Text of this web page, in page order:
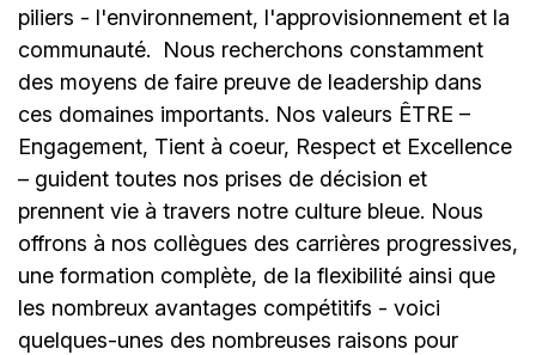
piliers - l'environnement, l'approvisionnement et la
communauté.
Nous recherchons constamment
des moyens de faire preuve de leadership dans
ces domaines importants. Nos valeurs ÊTRE –
Engagement, Tient à coeur, Respect et Excellence
– guident toutes nos prises de décision et
prennent vie à travers notre culture bleue. Nous
offrons à nos collègues des carrières progressives,
une formation complète, de la flexibilité ainsi que
les nombreux avantages compétitifs - voici
quelques-unes des nombreuses raisons pour